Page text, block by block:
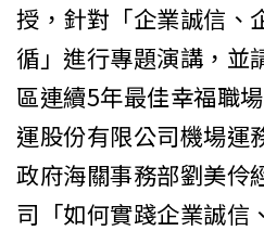
授，針對「企業誠信、
循」進行專題演講，並
區連續5年最佳幸福職
運股份有限公司機場運
政府海關事務部劉美伶
司「如何實踐企業誠信